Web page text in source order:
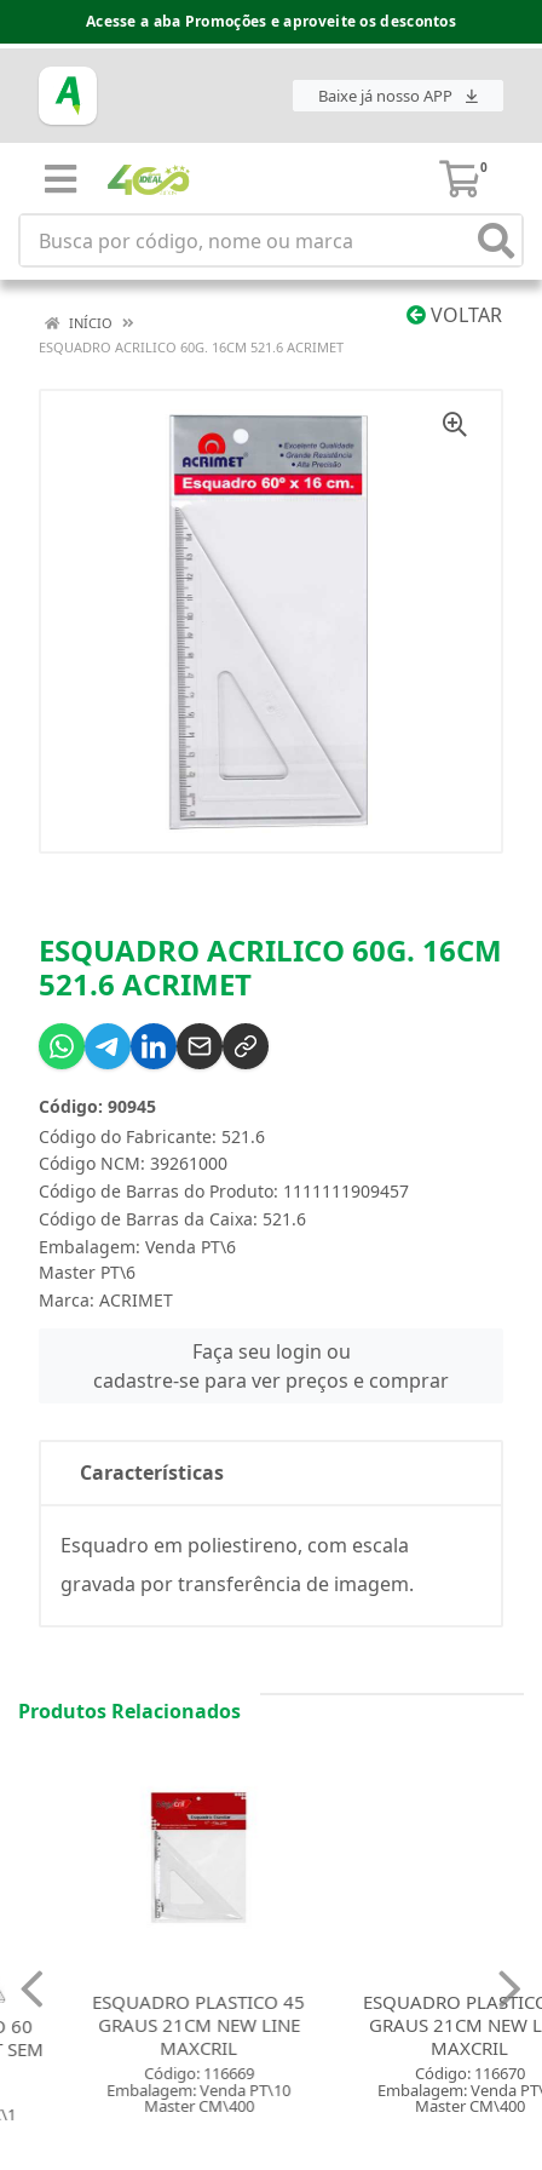
Acesse a aba Promoções e aproveite os descontos
Baixe já nosso APP
0
VOLTAR
INÍCIO
ESQUADRO ACRILICO 60G. 16CM 521.6 ACRIMET
ESQUADRO ACRILICO 60G. 16CM
521.6 ACRIMET
Código do Fabricante: 521.6
Código: 90945
Código NCM: 39261000
Código de Barras do Produto: 1111111909457
Código de Barras da Caixa: 521.6
Embalagem: Venda PT\6
Master PT\6
Marca: ACRIMET
Faça seu login ou
cadastre-se para ver preços e comprar
Características
Esquadro em poliestireno, com escala
gravada por transferência de imagem.
Produtos Relacionados
ESQUADRO PLASTICO 45
GRAUS 21CM NEW LINE
MAXCRIL
Código: 116669
Embalagem: Venda PT\10
Master CM\400
ESQUADRO PLASTICO 60
GRAUS 21CM NEW LINE
MAXCRIL
Código: 116670
Embalagem: Venda PT\10
Master CM\400